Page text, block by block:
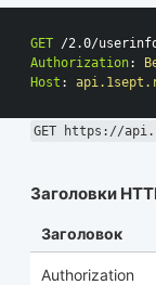
GET /2.0/
Authorization:
Host :
GET https://
Заголовки
Заголовок
Authorization